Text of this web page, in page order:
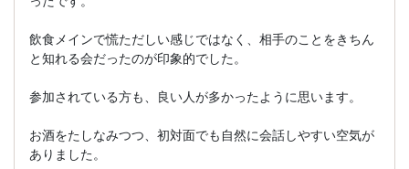
飲食メインで慌ただしい感じではなく、相手のことをきちん
と知れる会だったのが印象的でした。
参加されている方も、良い人が多かったように思います。
お酒をたしなみつつ、初対面でも自然に会話しやすい空気が
ありました。